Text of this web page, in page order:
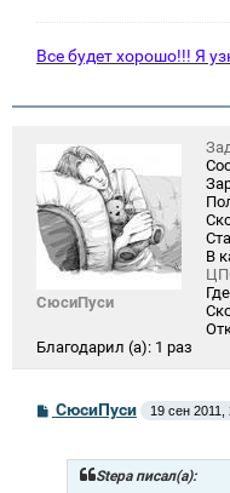
Все будет хорошо!!! Я
СюсиПуси
В
Благодарил (а): 1 раз
С
о
СюсиПуси 19 сен 2011,
Stepa писал(а):